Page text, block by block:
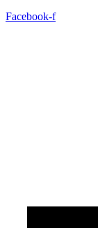
Facebook-f